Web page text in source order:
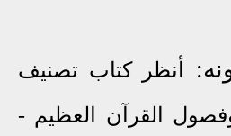
أنظركتاب تصنيف
القرآن العظيم -